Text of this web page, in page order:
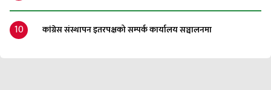
10 कांग्रेस संस्थापन इतरपक्षको सम्पर्क कार्यालय सञ्चालनमा